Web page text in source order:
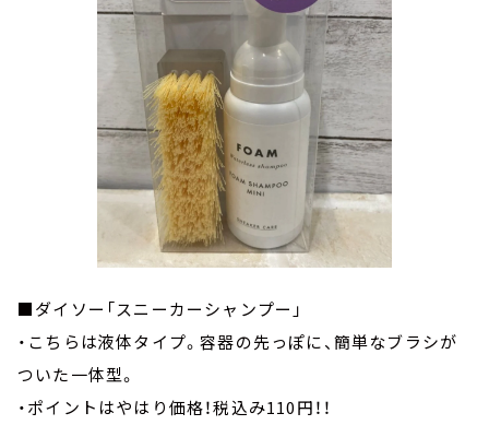
■ダイソー「スニーカーシャンプー」
・こちらは液体タイプ。容器の先っぽに、簡単なブラシが
ついた一体型。
・ポイントはやはり価格！税込み110円！！